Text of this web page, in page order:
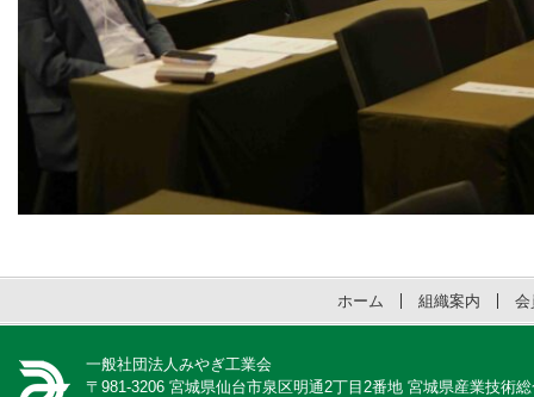
ホーム 組織案内 会
一般社団法人みやぎ工業会
〒981-3206 宮城県仙台市泉区明通2丁目2番地 宮城県産業技術